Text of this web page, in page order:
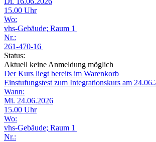
15.00 Uhr
Wo:
vhs-Gebäude; Raum 1
Nr.:
261-470-16
Status:
Aktuell keine Anmeldung möglich
Der Kurs liegt bereits im Warenkorb
Einstufungstest zum Integrationskurs am
Wann:
Mi. 24.06.2026
15.00 Uhr
Wo:
vhs-Gebäude; Raum 1
Nr.: